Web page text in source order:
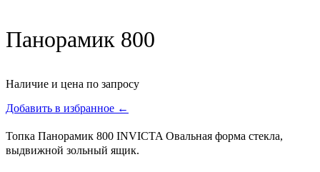
Панорамик 800
Наличие и цена по запросу
Добавить в избранное ←
Топка Панорамик 800 INVICTA Овальная форма стекла,
выдвижной зольный ящик.